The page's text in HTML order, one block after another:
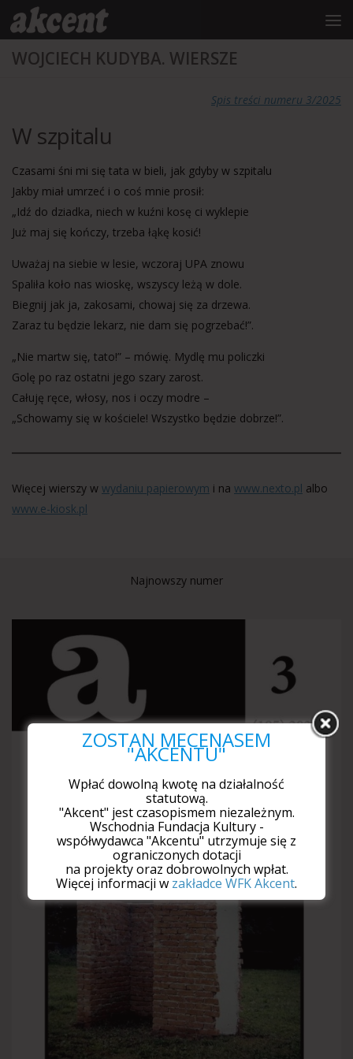
treści
Przejdź do treści
WOJCIECH KUDYBA. WIERSZE
Spis treści numeru 3/2025
W szpitalu
Czasami śni mi się tata w bieli, jak gdyby w szpitalu
Jakby miał umrzeć i o coś mnie prosił:
„Idź do dziadka, niech w kuźni kosę ci wyklepie
Już maj się kończy, trzeba łąkę kosić!
Uważaj na siebie w lesie, wczoraj UPA znowu
Spaliła koło nas wioskę, wszyscy leżą w dole.
Biegnij jak ja, zakosami, chowaj się za drzewa.
Zaraz tu będzie lekarz, nie dam się pogrzebać!”.
„Nie martw się, tato!” – mówię. Mydlę mu policzki
Golę po raz ostatni jego szary zarost.
Całuję ręce, włosy, nos i oczy modre –
„Schowamy się w kościele! Wszystko będzie dobrze!”.
Więcej wierszy w wydaniu papierowym i na www.nexto.pl albo
www.e-kiosk.pl
Najnowszy numer
ZOSTAŃ MECENASEM
"AKCENTU"
Wpłać dowolną kwotę na działalność
statutową.
"Akcent" jest czasopismem niezależnym.
Wschodnia Fundacja Kultury -
współwydawca "Akcentu" utrzymuje się z
ograniczonych dotacji
na projekty oraz dobrowolnych wpłat.
Więcej informacji w zakładce WFK Akcent.